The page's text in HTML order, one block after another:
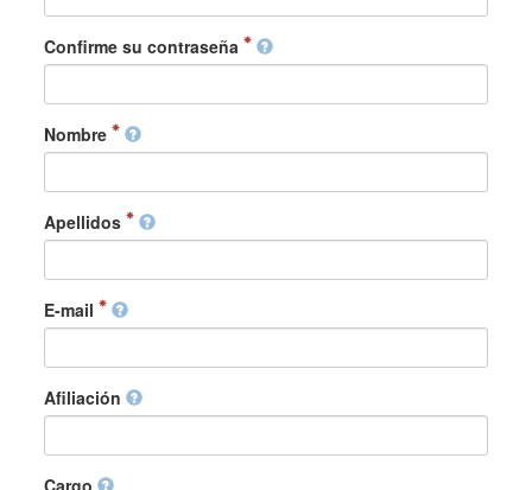
Confirme su contraseña
Nombre
Apellidos
E-mail
Afiliación
Cargo